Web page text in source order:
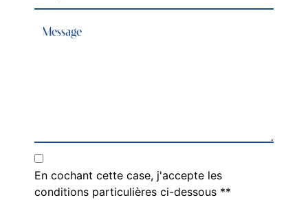
En cochant cette case, j'accepte les
conditions particulières ci-dessous **